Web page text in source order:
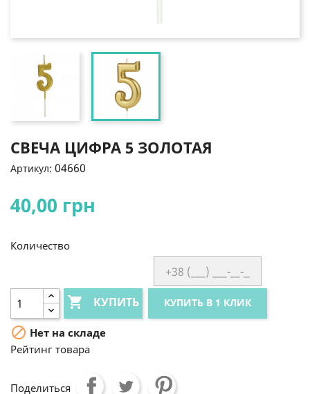
СВЕЧА ЦИФРА 5 ЗОЛОТАЯ
Артикул: 04660
40,00 грн
Количество
 КУПИТЬ КУПИТЬ В 1 КЛИК
 Нет на складе
Рейтинг товара
Поделиться